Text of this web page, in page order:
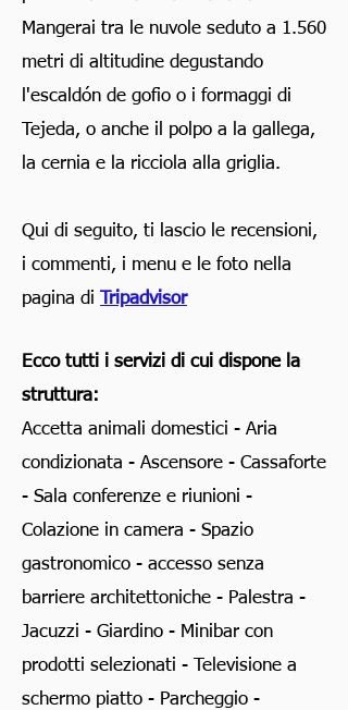
Mangerai tra le nuvole seduto a 1.560
metri di altitudine degustando
l'escaldón de gofio o i formaggi di
Tejeda, o anche il polpo a la gallega,
la cernia e la ricciola alla griglia.
Qui di seguito, ti lascio le recensioni,
i commenti, i menu e le foto nella
pagina di
Tripadvisor
Ecco tutti i servizi di cui dispone la
struttura:
Accetta animali domestici - Aria
condizionata - Ascensore - Cassaforte
- Sala conferenze e riunioni -
Colazione in camera - Spazio
gastronomico - accesso senza
barriere architettoniche - Palestra -
Jacuzzi - Giardino - Minibar con
prodotti selezionati - Televisione a
schermo piatto - Parcheggio -